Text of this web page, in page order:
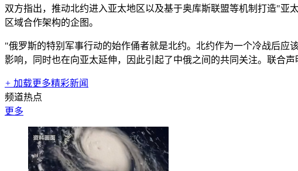
双方指出，推动北约进入亚太地区以及基于奥库斯联盟等机制打造"
区域合作架构的企图。
"俄罗斯的特别军事行动的始作俑者就是北约。北约作为一个冷战后
影响，同时也在向亚太延伸，因此引起了中俄之间的共同关注。联合
+ 加载更多精彩新闻
频道热点
更多